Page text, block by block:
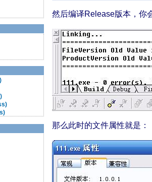
动★
底★
能改变的。
然后编译Release版本，你
那么此时的文件属性就是：